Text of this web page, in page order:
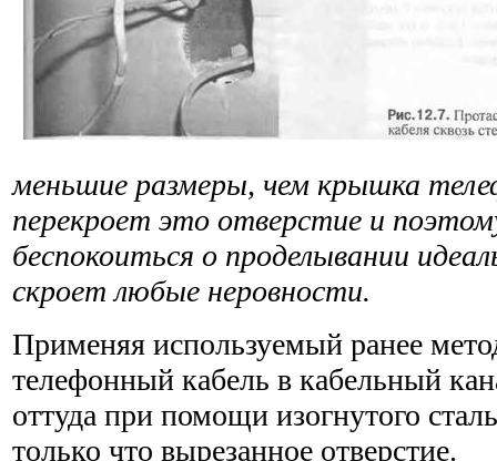
меньшие размеры, чем крышка
перекроет это отверстие и
беспокоиться о проделывании
скроет любые неровности.
Применяя используемый ранее
телефонный кабель в кабель­ный
оттуда при помощи изогнутого
только что вырезанное отверстие.